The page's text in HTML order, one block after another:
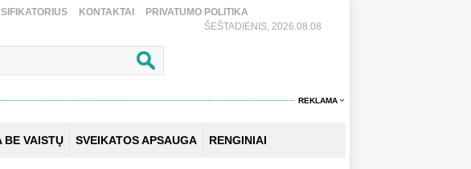
KONTAKTAI
PRIVATUMO POLITIKA
ŠEŠTADIENIS, 2026.08.08
REKLAMA
BE VAISTŲ SVEIKATOS APSAUGA RENGINIAI